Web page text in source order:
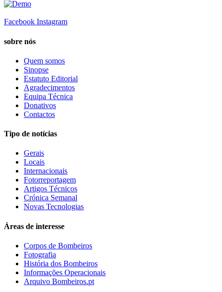
Facebook Instagram
sobre nós
Quem somos
Sinopse
Estatuto Editorial
Agradecimentos
Equipa Técnica
Donativos
Contactos
Tipo de notícias
Gerais
Locais
Internacionais
Fotorreportagem
Artigos Técnicos
Crónica Semanal
Novas Tecnologias
Áreas de interesse
Corpos de Bombeiros
Fotografia
História dos Bombeiros
Informações Operacionais
Arquivo Bombeiros.pt